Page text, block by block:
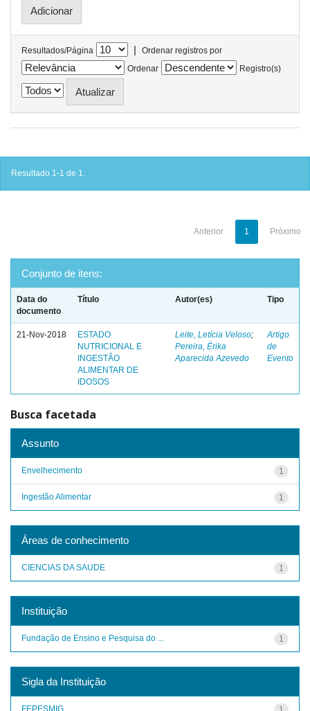
Resultados/Página |
Ordenar registros por
Ordenar
Registro(s)
Resultado 1-1 de 1.
Anterior 1 Próximo
Conjunto de itens:
Data do
documento
Título Autor(es) Tipo
21-Nov-2018
ESTADO
NUTRICIONAL E
INGESTÃO
ALIMENTAR DE
IDOSOS
Leite, Letícia Veloso;
Pereira, Érika
Aparecida Azevedo
Artigo
de
Evento
Busca facetada
Assunto
1
Envelhecimento
1
Ingestão Alimentar
Áreas de conhecimento
1
CIENCIAS DA SAUDE
Instituição
1
Fundação de Ensino e Pesquisa do ...
Sigla da Instituição
FEPESMIG